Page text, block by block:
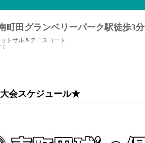
町田グランベリーパーク駅徒歩3分
トサル＆テニスコート
会スケジュール★